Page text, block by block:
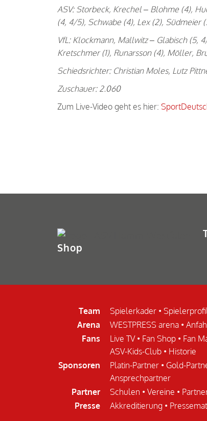
ASV: Storbeck, Krechel – Blohme (4),
(4, 4/5), Schwabe (4), Lex (2), Südmeier
VfL: Klockmann, Mallwitz – Glabisch (5,
Kretschmer (1), Runarsson (4), Möller,
Schiedsrichter: Christian Moles, Lutz
Zuschauer: 2.060
Zum Live-Video geht es hier:
Shop
Team Spielerkader •
Arena
WESTPRESS arena •
Fans
Live TV• Fan Shop • Fan
ASV-Kids-Club • Historie
Sponsoren
Platin-Partner • Gold-
Ansprechpartner
Partner
Schulen • Vereine •
Presse
Akkreditierung •